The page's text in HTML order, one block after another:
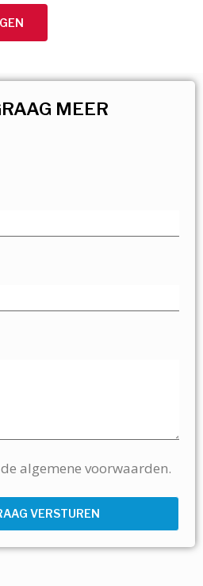
MEER
algemene voorwaarden.
VERSTUREN